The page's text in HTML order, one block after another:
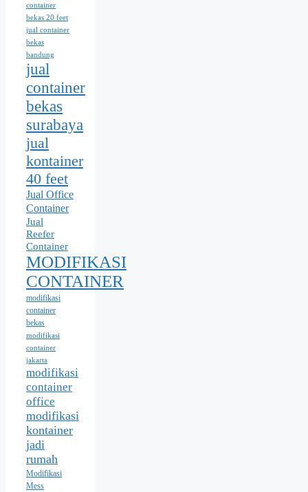
container
bekas 20 feet
jual container
bekas
bandung
jual
container
bekas
surabaya
jual
kontainer
40 feet
Jual Office
Container
Jual
Reefer
Container
MODIFIKASI
CONTAINER
modifikasi
container
bekas
modifikasi
container
jakarta
modifikasi
container
office
modifikasi
kontainer
jadi
rumah
Modifikasi
Mess